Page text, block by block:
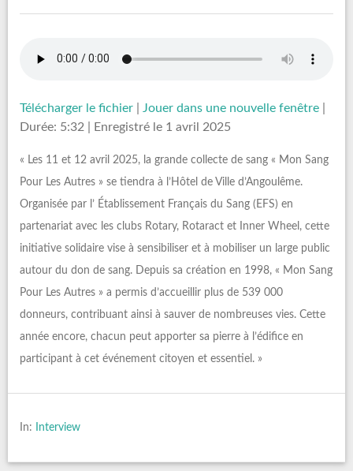
Télécharger le fichier Jouer dans une nouvelle fenêtre
Durée: 5:32
Enregistré le 1 avril 2025
« Les 11 et 12 avril 2025, la grande collecte de sang « Mon Sang
Pour Les Autres » se tiendra à l’Hôtel de Ville d’Angoulême.
Organisée par l’ Établissement Français du Sang (EFS) en
partenariat avec les clubs Rotary, Rotaract et Inner Wheel, cette
initiative solidaire vise à sensibiliser et à mobiliser un large public
autour du don de sang. Depuis sa création en 1998, « Mon Sang
Pour Les Autres » a permis d’accueillir plus de 539 000
donneurs, contribuant ainsi à sauver de nombreuses vies. Cette
année encore, chacun peut apporter sa pierre à l’édifice en
participant à cet événement citoyen et essentiel. »
In: Interview